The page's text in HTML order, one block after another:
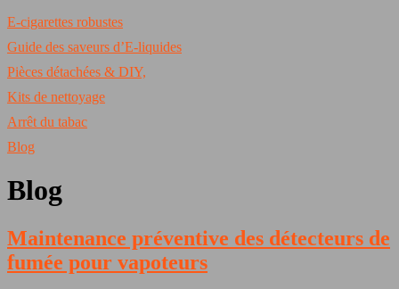
E-cigarettes robustes
Guide des saveurs d’E-liquides
Pièces détachées & DIY,
Kits de nettoyage
Arrêt du tabac
Blog
Blog
Maintenance préventive des détecteurs de
fumée pour vapoteurs